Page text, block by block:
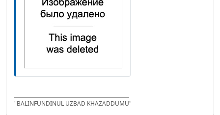
"BALINFUNDINUL UZBAD KHAZADDUMU"